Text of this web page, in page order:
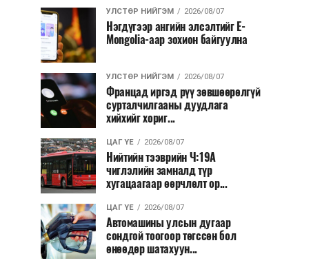
УЛСТӨР НИЙГЭМ 2026/08/07
Нэгдүгээр ангийн элсэлтийг E-
Mongolia-аар зохион байгуулна
УЛСТӨР НИЙГЭМ 2026/08/07
Францад иргэд рүү зөвшөөрөлгүй
сурталчилгааны дуудлага
хийхийг хориг...
ЦАГ ҮЕ 2026/08/07
Нийтийн тээврийн Ч:19А
чиглэлийн замналд түр
хугацаагаар өөрчлөлт ор...
ЦАГ ҮЕ 2026/08/07
Автомашины улсын дугаар
сондгой тоогоор төгссөн бол
өнөөдөр шатахуун...